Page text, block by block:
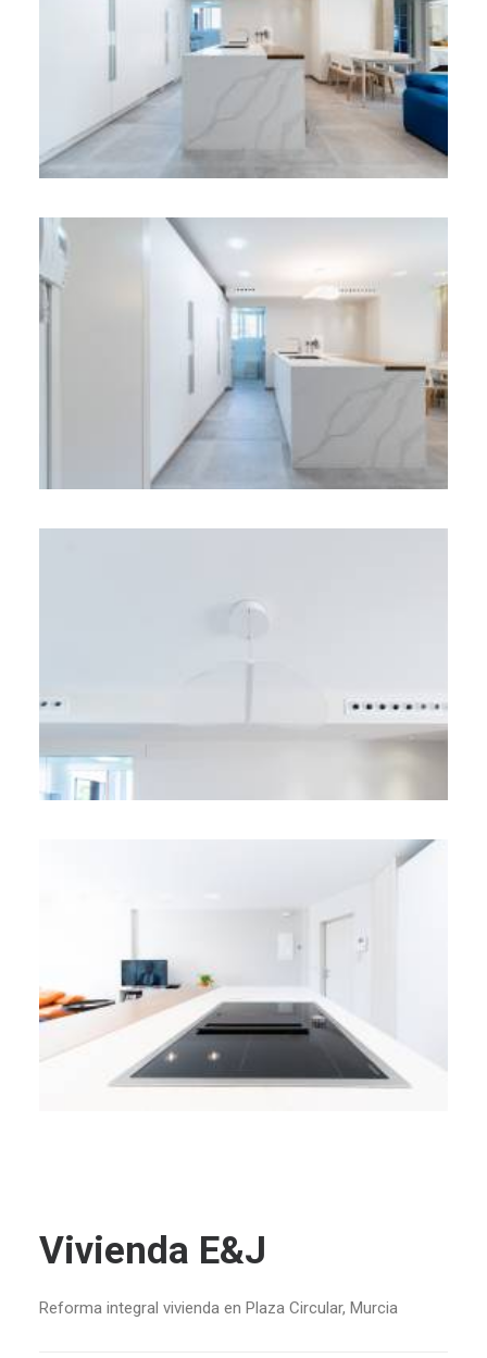
Vivienda E&J
Reforma integral vivienda en Plaza Circular, Murcia